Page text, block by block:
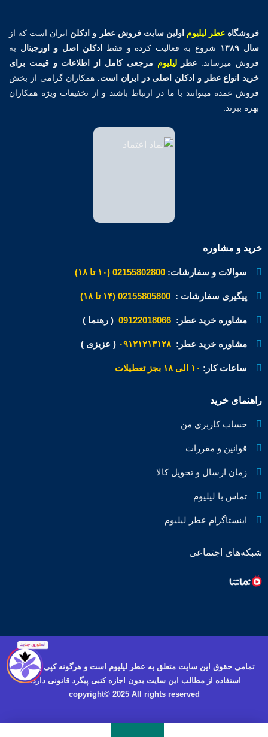
فروشگاهعطر لیلیوم اولین سایت فروش عطر و ادکلن ایران است که از
سال ۱۳۸۹
شروع به فعالیت کرده و فقط ادکلن اصل و اورجینال به
فروش میرساند. عطرلیلیوم مرجعی کامل از اطلاعات و قیمت برای
خرید انواع عطر و ادکلن اصلی در ایران است. همکاران گرامی از بخش
فروش عمده میتوانند با ما در ارتباط باشند و از تخفیفات ویژه همکاران
بهره ببرند.
خرید و مشاوره
سوالات و سفارشات: 02155802800 (۱۰ تا ۱۸)
پیگیری سفارشات : 02155805800 (۱۴ تا ۱۸)
مشاوره خرید عطر: 09122018066 ( رهنما )
مشاوره خرید عطر:۰۹۱۲۱۲۱۳۱۲۸ ( عزیزی )
ساعات کار: ۱۰ الی ۱۸ بجز تعطیلات
راهنمای خرید
حساب کاربری من
قوانین و مقررات
زمان ارسال و تحویل کالا
تماس با لیلیوم
اینستاگرام عطر لیلیوم
شبکه‌های اجتماعی
تمامی حقوق این سایت متعلق به عطر لیلیوم است و هرگونه کپی برداری و
استفاده از مطالب این سایت بدون اجازه کتبی پیگرد قانونی دارد.
copyright© 2025 All rights reserved